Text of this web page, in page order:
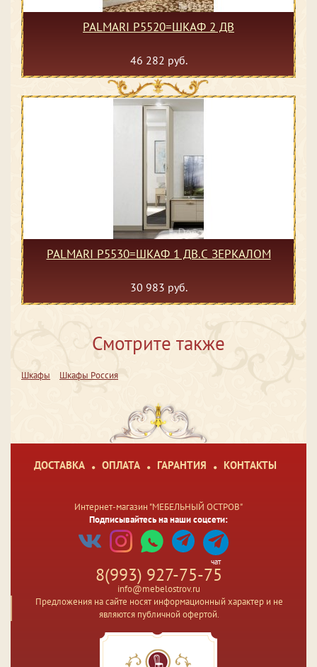
PALMARI P5520=ШКАФ 2 ДВ
46 282 руб.
PALMARI P5530=ШКАФ 1 ДВ.С ЗЕРКАЛОМ
30 983 руб.
Смотрите также
Шкафы Шкафы Россия
ДОСТАВКА ОПЛАТА ГАРАНТИЯ КОНТАКТЫ
Интернет-магазин "МЕБЕЛЬНЫЙ ОСТРОВ"
Подписывайтесь на наши соцсети:
чат
8(993) 927-75-75
info@mebelostrov.ru
Предложения на сайте носят информационный характер и не
являются публичной офертой.